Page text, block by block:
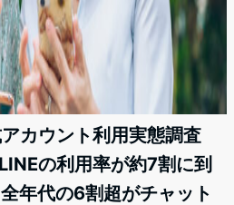
アカウント利用実態調査
の利用率が約7割に到
年代の6割超がチャット